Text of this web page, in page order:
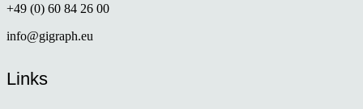
+49 (0) 60 84 26 00
info@gigraph.eu
Links